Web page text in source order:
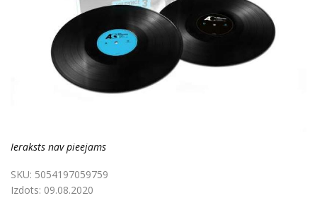
Ieraksts nav pieejams
SKU: 5054197059759
Izdots: 09.08.2020